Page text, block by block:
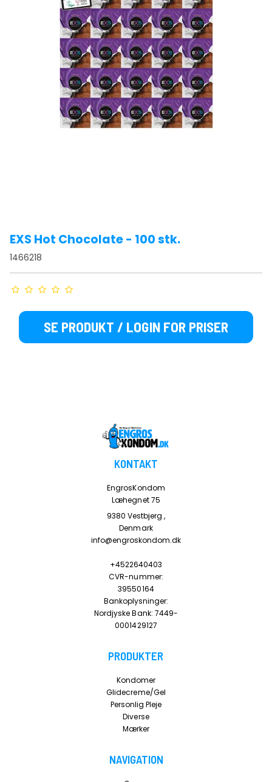
EXS Hot Chocolate - 100 stk.
1466218
SE PRODUKT / LOGIN FOR PRISER
KONTAKT
EngrosKondom
Læhegnet 75
9380 Vestbjerg ,
Denmark
info@engroskondom.dk
+4522640403
CVR-nummer:
39550164
Bankoplysninger:
Nordjyske Bank: 7449-
0001429127
PRODUKTER
Kondomer
Glidecreme/Gel
Personlig Pleje
Diverse
Mærker
NAVIGATION